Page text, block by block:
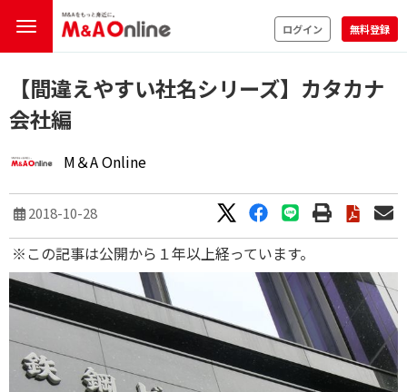
ログイン 無料登録
【間違えやすい社名シリーズ】カタカナ
会社編
M＆A Online
2018-10-28
※この記事は公開から１年以上経っています。